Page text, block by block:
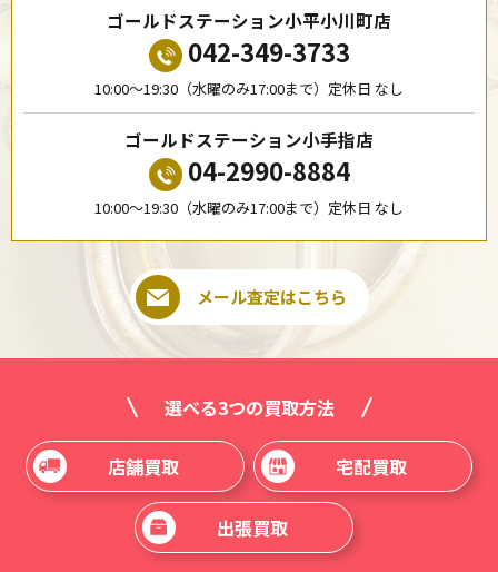
ゴールドステーション小平小川町店
042-349-3733
10:00〜19:30（水曜のみ17:00まで）定休日 なし
ゴールドステーション小手指店
04-2990-8884
10:00〜19:30（水曜のみ17:00まで）定休日 なし
メール査定はこちら
選べる3つの買取方法
店舗買取 宅配買取
出張買取